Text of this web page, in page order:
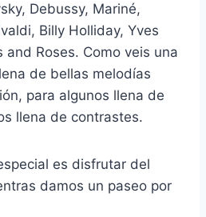
Debussy, Mariné,
Billy Holliday, Yves
and Roses. Como veis una
de bellas melodías
para algunos llena de
llena de contrastes.
es disfrutar del
damos un paseo por